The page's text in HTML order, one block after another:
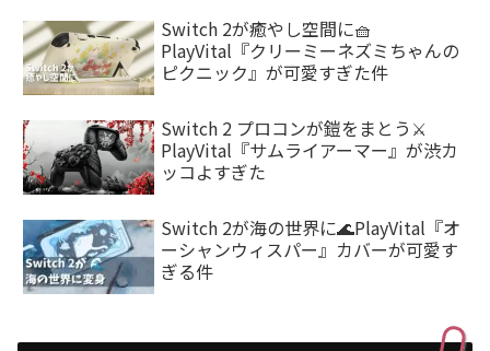
Switch 2が癒やし空間に🧺
PlayVital『クリーミーネズミちゃんの
ピクニック』が可愛すぎた件
Switch 2 プロコンが鎧をまとう⚔️
PlayVital『サムライアーマー』が渋カ
ッコよすぎた
Switch 2が海の世界に🌊PlayVital『オ
ーシャンウィスパー』カバーが可愛す
ぎる件